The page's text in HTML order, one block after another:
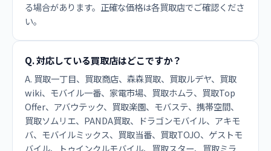
る場合があります。正確な価格は各買取店でご確認くださ
い。
Q. 対応している買取店はどこですか？
A. 買取一丁目、買取商店、森森買取、買取ルデヤ、買取
wiki、モバイル一番、家電市場、買取ホムラ、買取Top
Offer、アバウテック、買取楽園、モバステ、携帯空間、
買取ソムリエ、PANDA買取、ドラゴンモバイル、アキモ
バ、モバイルミックス、買取当番、買取TOJO、ゲストモ
バイル、トゥインクルモバイル、買取スター、買取ミラ